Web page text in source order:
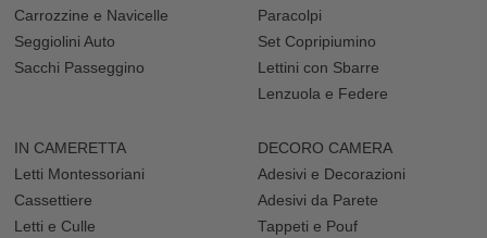
Carrozzine e Navicelle
Seggiolini Auto
Sacchi Passeggino
Paracolpi
Set Copripiumino
Lettini con Sbarre
Lenzuola e Federe
IN CAMERETTA
Letti Montessoriani
Cassettiere
Letti e Culle
DECORO CAMERA
Adesivi e Decorazioni
Adesivi da Parete
Tappeti e Pouf